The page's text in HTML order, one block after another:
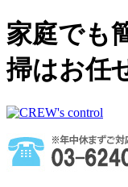
家庭でも
掃はお任